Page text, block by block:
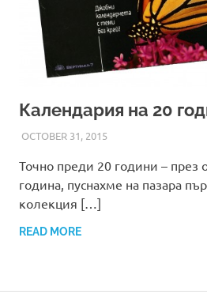
Календария на 20
OCTOBER 31, 2015ADMIN
Точно преди 20 години – през
година, пуснахме на пазара
колекция […]
READ MORE